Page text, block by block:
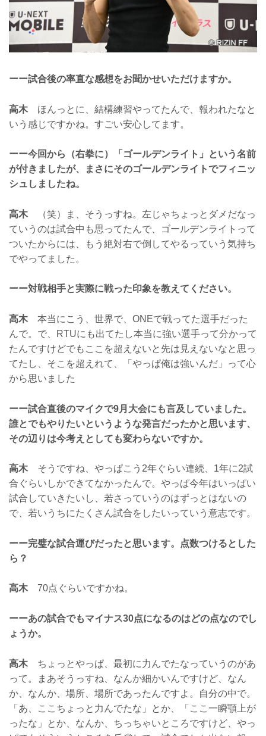
ーー試合後の率直な感想をお聞かせいただけますか。
高木 ほんっとに、結構練習やってたんで、報われたなと
いう感じですかね。すごい安心してます。
ーー今回から（右拳に）「ゴールデンライト」という名前
が付きましたが、まさにそのゴールデンライトでフィニッ
シュしましたね。
高木 （笑）ま、そうっすね。左じゃちょっとダメだなっ
ていうのは試合中も思ってたんで、ゴールデンライトって
ついたからには、もう絶対右で倒してやるっていう気持ち
でやってました。
ーー対戦相手と実際に戦った印象を教えてください。
高木 本当にこう、世界で、ONEで戦ってた選手だった
んで。で、RTUにも出てたし本当に強い選手って分かって
たんですけどでもここを超えないと先は見えないなと思っ
てたし、そこを超えれて、「やっぱ俺は強いんだ」って心
から思いました
ーー試合直後のマイクで9月大会にも言及していました。
誰とでもやりたいというような発言だったかと思います、
その辺りは今考えとしても変わらないですか。
高木 そうですね、やっぱこう2年ぐらい連続、1年に2試
合ぐらいしかできてなかったんで。やっぱ今年はいっぱい
試合していきたいし、若さっていうのはずっとはないの
で、若いうちにたくさん試合をしたいっていう意志です。
ーー完璧な試合運びだったと思います。点数つけるとした
ら？
高木 70点ぐらいですかね。
ーーあの試合でもマイナス30点になるのはどの点なのでし
ょうか。
高木 ちょっとやっぱ、最初に力んでたなっていうのがあ
って。まあそうっすね、なんか細かいんですけど、なん
か、なんか、場所、場所であったんですよ。自分の中で。
「あ、ここちょっと力んでたな」とか、「ここ一瞬顎上が
ったな」とか、なんか、ちっちゃいところですけど、やっ